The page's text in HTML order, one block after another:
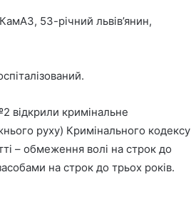
53-річний львів’янин,
відкрили кримінальне
руху) Кримінального кодексу
– обмеження волі на строк до
на строк до трьох років.
6 серпня Львів попрощається з
воїнами Миколою Слєпком та
Дмитром Березком